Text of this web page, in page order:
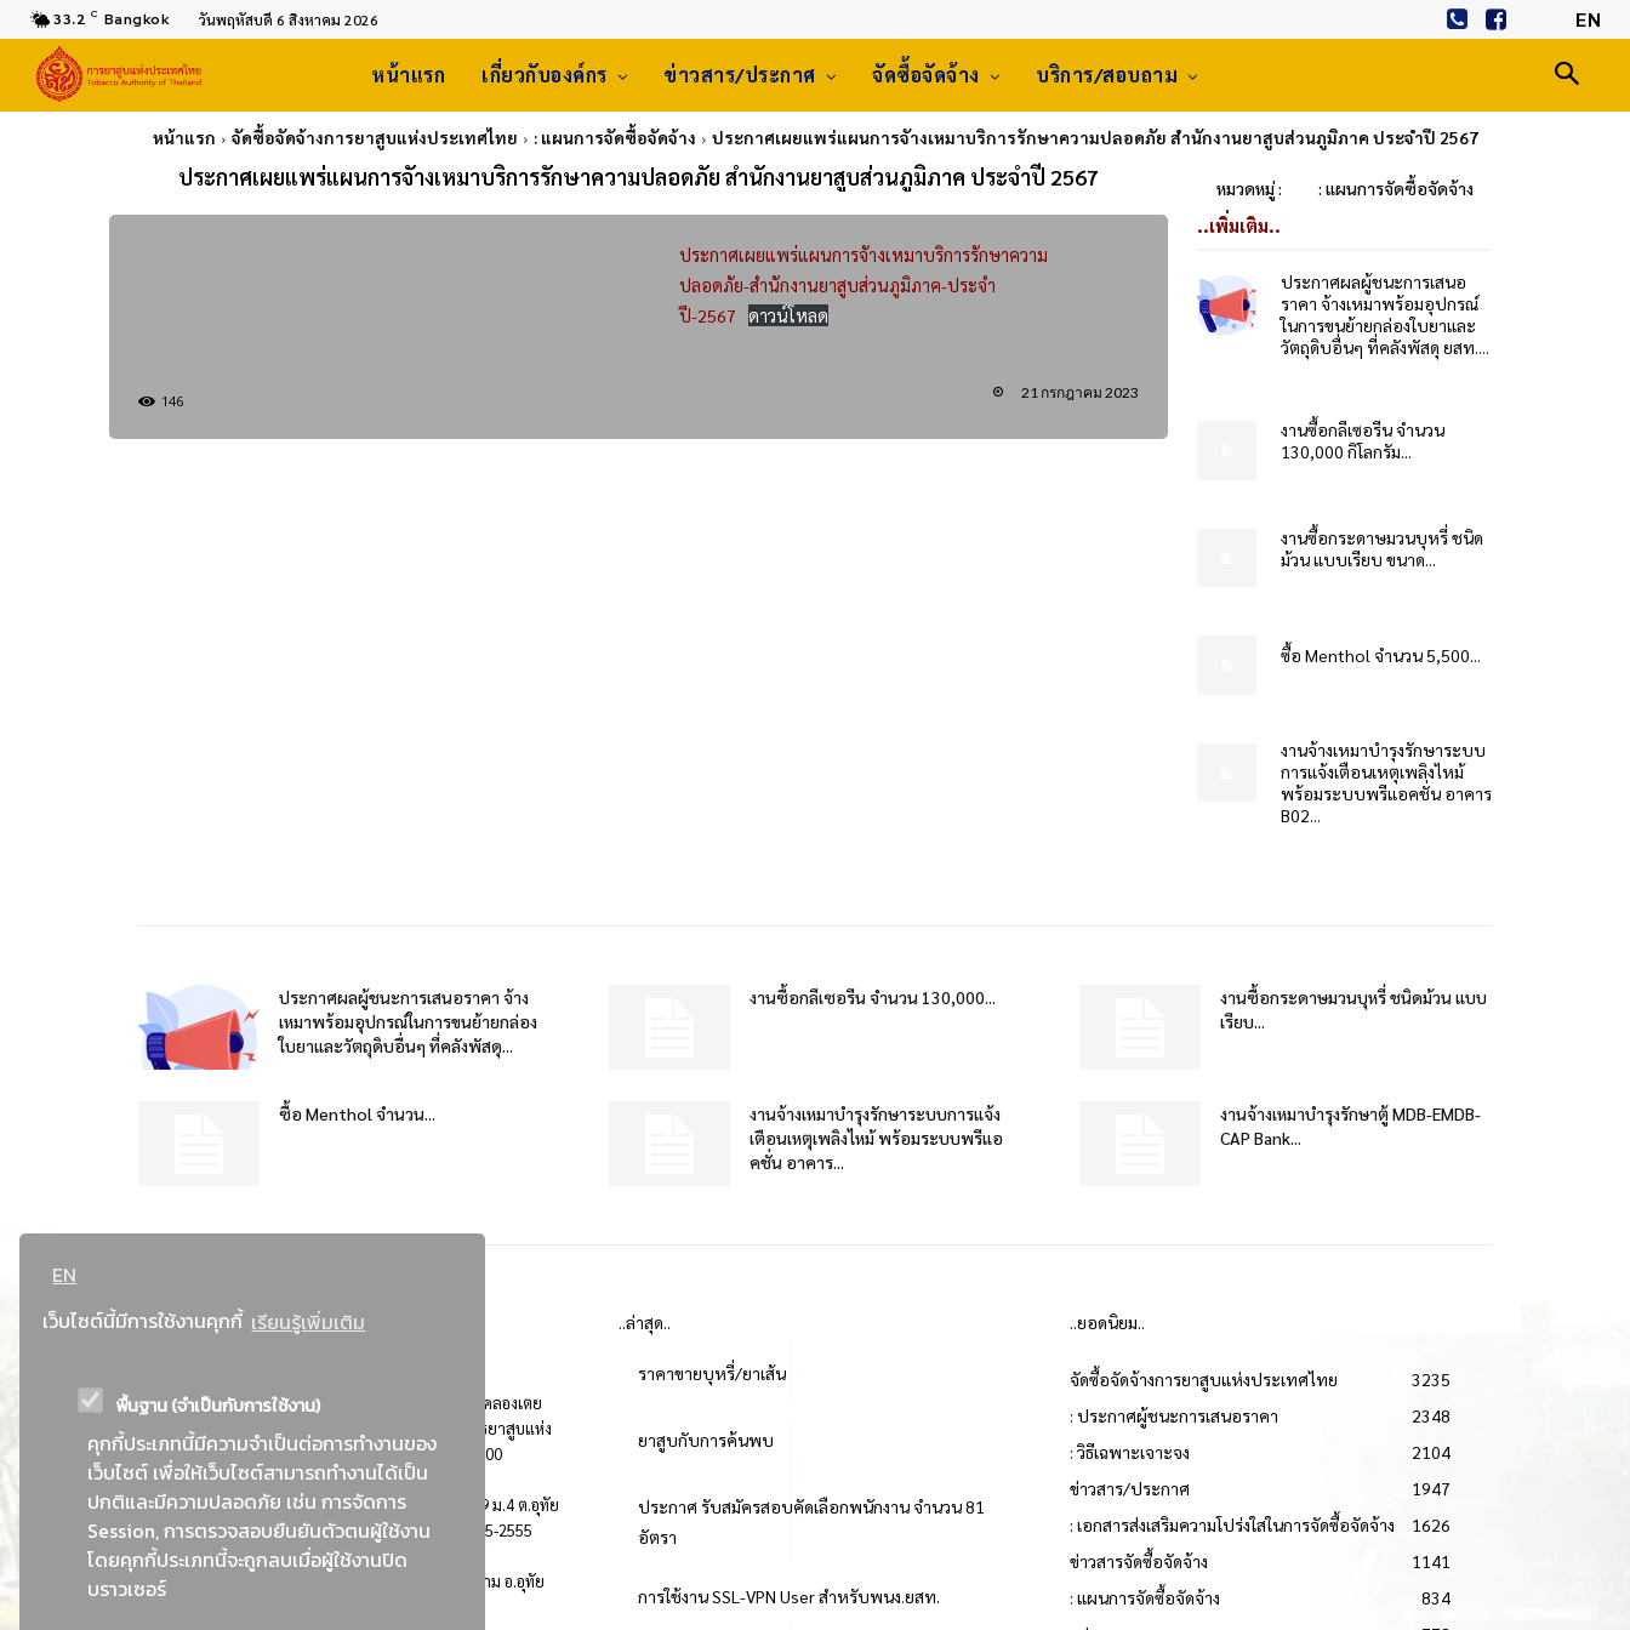
EN
เว็บไซต์นี้มีการใช้งานคุกกี้ เรียนรู้เพิ่มเติม
พื้นฐาน (จำเป็นกับการใช้งาน)
คุกกี้ประเภทนี้มีความจำเป็นต่อการทำงานของ
เว็บไซต์ เพื่อให้เว็บไซต์สามารถทำงานได้เป็น
ปกติและมีความปลอดภัย เช่น การจัดการ
Session, การตรวจสอบยืนยันตัวตนผู้ใช้งาน
โดยคุกกี้ประเภทนี้จะถูกลบเมื่อผู้ใช้งานปิด
บราวเซอร์
33.2 C Bangkok วันพฤหัสบดี 6 สิงหาคม 2026 EN
หน้าแรก เกี่ยวกับองค์กร ข่าวสาร/ประกาศ จัดซื้อจัดจ้าง บริการ/สอบถาม
หน้าแรก จัดซื้อจัดจ้างการยาสูบแห่งประเทศไทย : แผนการจัดซื้อจัดจ้าง ประกาศเผยแพร่แผนการจัางเหมาบริการรักษาความปลอดภัย สำนักงานยาสูบส่วนภูมิภาค ประจำปี 2567
ประกาศเผยแพร่แผนการจัางเหมาบริการรักษาความปลอดภัย สำนักงานยาสูบส่วนภูมิภาค ประจำปี 2567 หมวดหมู่ : : แผนการจัดซื้อจัดจ้าง
ประกาศเผยแพร่แผนการจัางเหมาบริการรักษาความ
ปลอดภัย-สำนักงานยาสูบส่วนภูมิภาค-ประจำ
ปี-2567
ดาวน์โหลด
146 21 กรกฎาคม 2023
..เพิ่มเติม..
ประกาศผลผู้ชนะการเสนอ
ราคา จ้างเหมาพร้อมอุปกรณ์
ในการขนย้ายกล่องใบยาและ
วัตถุดิบอื่นๆ ที่คลังพัสดุ ยสท....
งานซื้อกลีเซอรีน จำนวน
130,000 กิโลกรัม...
งานซื้อกระดาษมวนบุหรี่ ชนิด
ม้วน แบบเรียบ ขนาด...
ซื้อ Menthol จำนวน 5,500...
งานจ้างเหมาบำรุงรักษาระบบ
การแจ้งเตือนเหตุเพลิงไหม้
พร้อมระบบพรีแอคชั่น อาคาร
B02...
ประกาศผลผู้ชนะการเสนอราคา จ้าง
เหมาพร้อมอุปกรณ์ในการขนย้ายกล่อง
ใบยาและวัตถุดิบอื่นๆ ที่คลังพัสดุ...
งานซื้อกลีเซอรีน จำนวน 130,000...
งานซื้อกระดาษมวนบุหรี่ ชนิดม้วน แบบ
เรียบ...
ซื้อ Menthol จำนวน...
งานจ้างเหมาบำรุงรักษาระบบการแจ้ง
เตือนเหตุเพลิงไหม้ พร้อมระบบพรีแอ
คชั่น อาคาร...
งานจ้างเหมาบำรุงรักษาตู้ MDB-EMDB-
CAP Bank...
ที่อยู่ : 184 ถนนพระรามที่ 4 แขวงคลองเตย เขตคลองเตย
กรุงเทพมหานคร 10110 ติดต่อประชาสัมพันธ์ การยาสูบแห่ง
ประเทศไทย Call center โทร. 0-2229-1000
การยาสูบแห่งประเทศไทย พระนครศรีอยุธยา : 999 ม.4 ต.อุทัย
อ.อุทัย จ.พระนครศรีอยุธยา 13210 โทร. 0-3535-2555
อาคารบ้านพักพนักงานยาสูบ : 555 ม.9 ต.คานหาม อ.อุทัย
..ล่าสุด..
ราคาขายบุหรี่/ยาเส้น
ยาสูบกับการค้นพบ
ประกาศ รับสมัครสอบคัดเลือกพนักงาน จำนวน 81
อัตรา
การใช้งาน SSL-VPN User สำหรับพนง.ยสท.
..ยอดนิยม..
จัดซื้อจัดจ้างการยาสูบแห่งประเทศไทย
3235
: ประกาศผู้ชนะการเสนอราคา
2348
: วิธีเฉพาะเจาะจง
2104
ข่าวสาร/ประกาศ
1947
: เอกสารส่งเสริมความโปร่งใสในการจัดซื้อจัดจ้าง
1626
ข่าวสารจัดซื้อจัดจ้าง
1141
: แผนการจัดซื้อจัดจ้าง
834